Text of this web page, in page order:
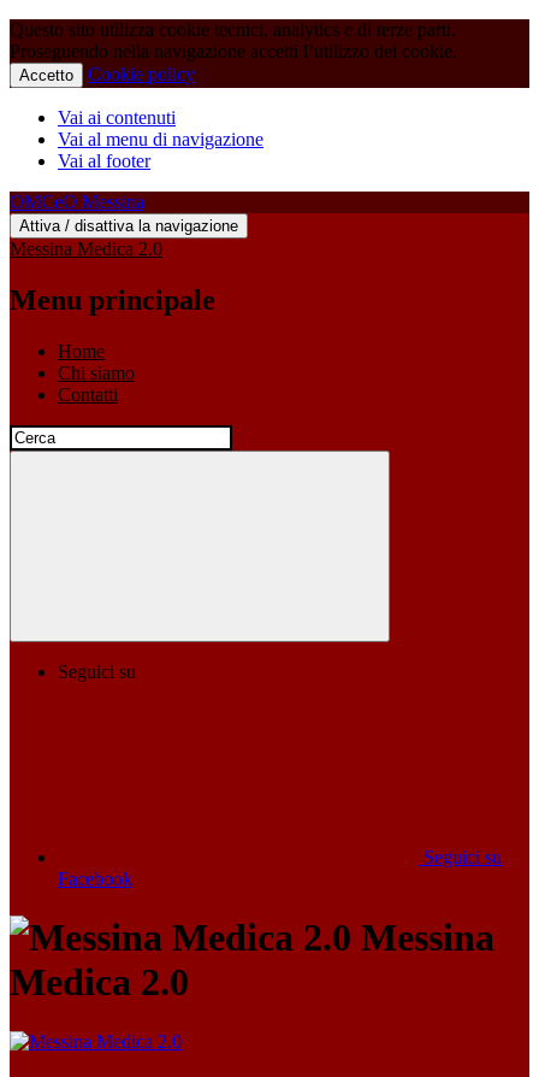
Questo sito utilizza cookie tecnici, analytics e di terze parti.
Proseguendo nella navigazione accetti l’utilizzo dei cookie.
Accetto Cookie policy
Vai ai contenuti
Vai al menu di navigazione
Vai al footer
OMCeO Messina
Attiva / disattiva la navigazione
Messina Medica 2.0
Menu principale
Home
Chi siamo
Contatti
Seguici su
Seguici su
Facebook
Messina
Medica 2.0